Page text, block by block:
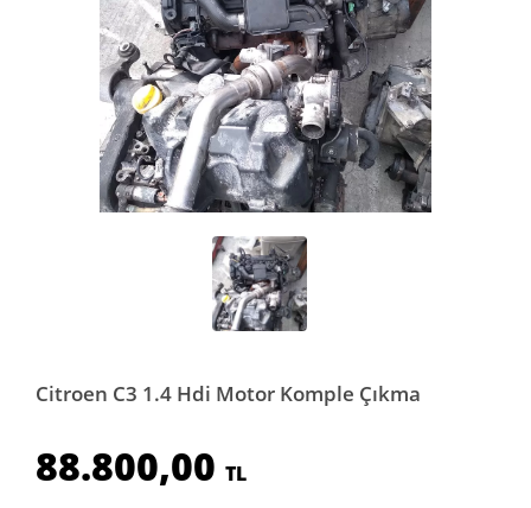
Citroen C3 1.4 Hdi Motor Komple Çıkma
88.800,00 TL